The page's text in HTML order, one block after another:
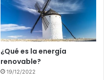
¿Qué es la energía
renovable?
19/12/2022